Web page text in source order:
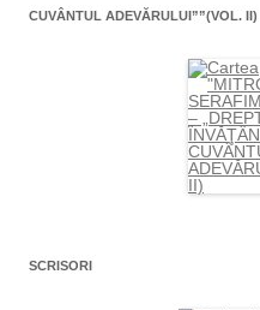
CUVÂNTUL ADEVĂRULUI””(VOL. II)
SCRISORI